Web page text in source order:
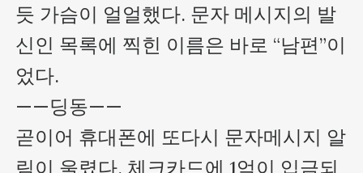
듯 가슴이 얼얼했다. 문자 메시지의 발
신인 목록에 찍힌 이름은 바로 “남편”이
었다.
——딩동——
곧이어 휴대폰에 또다시 문자메시지 알
림이 울렸다. 체크카드에 1억이 입금되